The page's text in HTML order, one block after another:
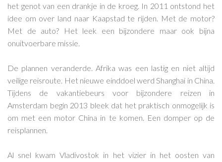
het genot van een drankje in de kroeg. In 2011 ontstond het
idee om over land naar Kaapstad te rijden. Met de motor?
Met de auto? Het leek een bijzondere maar ook bijna
onuitvoerbare missie.
De plannen veranderde. Afrika was een lastig en niet altijd
veilige reisroute. Het nieuwe einddoel werd Shanghai in China.
Tijdens de vakantiebeurs voor bijzondere reizen in
Amsterdam begin 2013 bleek dat het praktisch onmogelijk is
om met een motor China in te komen. Een domper op de
reisplannen.
Al snel kwam Vladivostok in het vizier in het oosten van